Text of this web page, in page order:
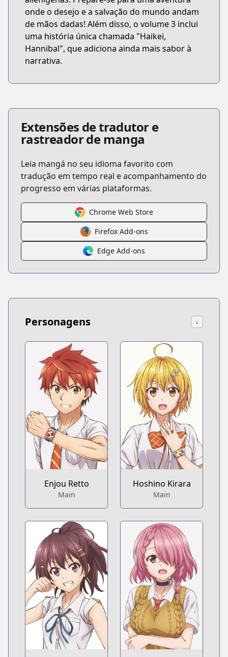
onde o desejo e a salvação do mundo andam
de mãos dadas! Além disso, o volume 3 inclui
uma história única chamada "Haikei,
Hannibal", que adiciona ainda mais sabor à
narrativa.
Extensões de tradutor e
rastreador de manga
Leia mangá no seu idioma favorito com
tradução em tempo real e acompanhamento do
progresso em várias plataformas.
Chrome Web Store
Firefox Add-ons
Edge Add-ons
Personagens ↓
Enjou Retto
Main
Hoshino Kirara
Main